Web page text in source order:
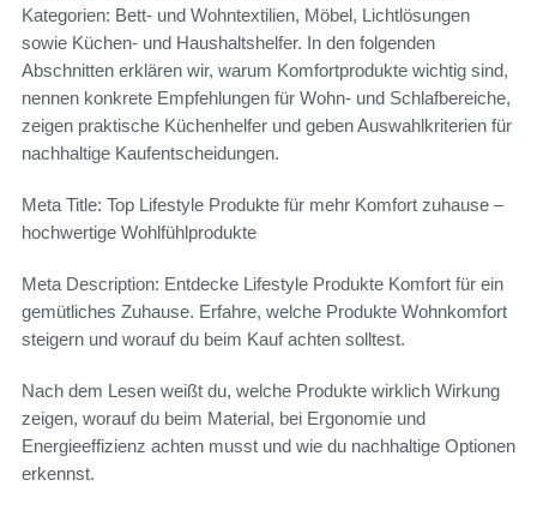
Kategorien: Bett- und Wohntextilien, Möbel, Lichtlösungen
sowie Küchen- und Haushaltshelfer. In den folgenden
Abschnitten erklären wir, warum Komfortprodukte wichtig sind,
nennen konkrete Empfehlungen für Wohn- und Schlafbereiche,
zeigen praktische Küchenhelfer und geben Auswahlkriterien für
nachhaltige Kaufentscheidungen.
Meta Title: Top Lifestyle Produkte für mehr Komfort zuhause –
hochwertige Wohlfühlprodukte
Meta Description: Entdecke Lifestyle Produkte Komfort für ein
gemütliches Zuhause. Erfahre, welche Produkte Wohnkomfort
steigern und worauf du beim Kauf achten solltest.
Nach dem Lesen weißt du, welche Produkte wirklich Wirkung
zeigen, worauf du beim Material, bei Ergonomie und
Energieeffizienz achten musst und wie du nachhaltige Optionen
erkennst.